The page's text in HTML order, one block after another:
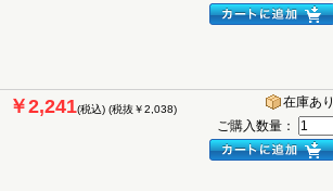
￥2,241(税込) (税抜￥2,038)
在庫あり
ご購入数量：